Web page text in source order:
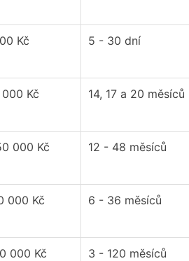
Kč 5 - 30 dní
Kč 14, 17 a 20 měsíců
000 Kč 12 - 48 měsíců
000 Kč 6 - 36 měsíců
000 Kč 3 - 120 měsíců